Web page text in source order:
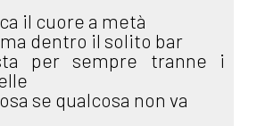
il cuore a metà
dentro il solito bar
per sempre tranne i
se qualcosa non va